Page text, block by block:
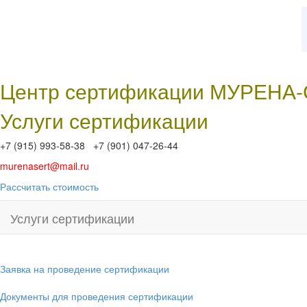
Центр сертификации
Услуги сертификации
+7 (915) 993-58-38 +7 (901) 047-26-44
murenasert@mail.ru
Рассчитать стоимость
Услуги сертификации
Заявка на проведение сертификации
Документы для проведения сертификации